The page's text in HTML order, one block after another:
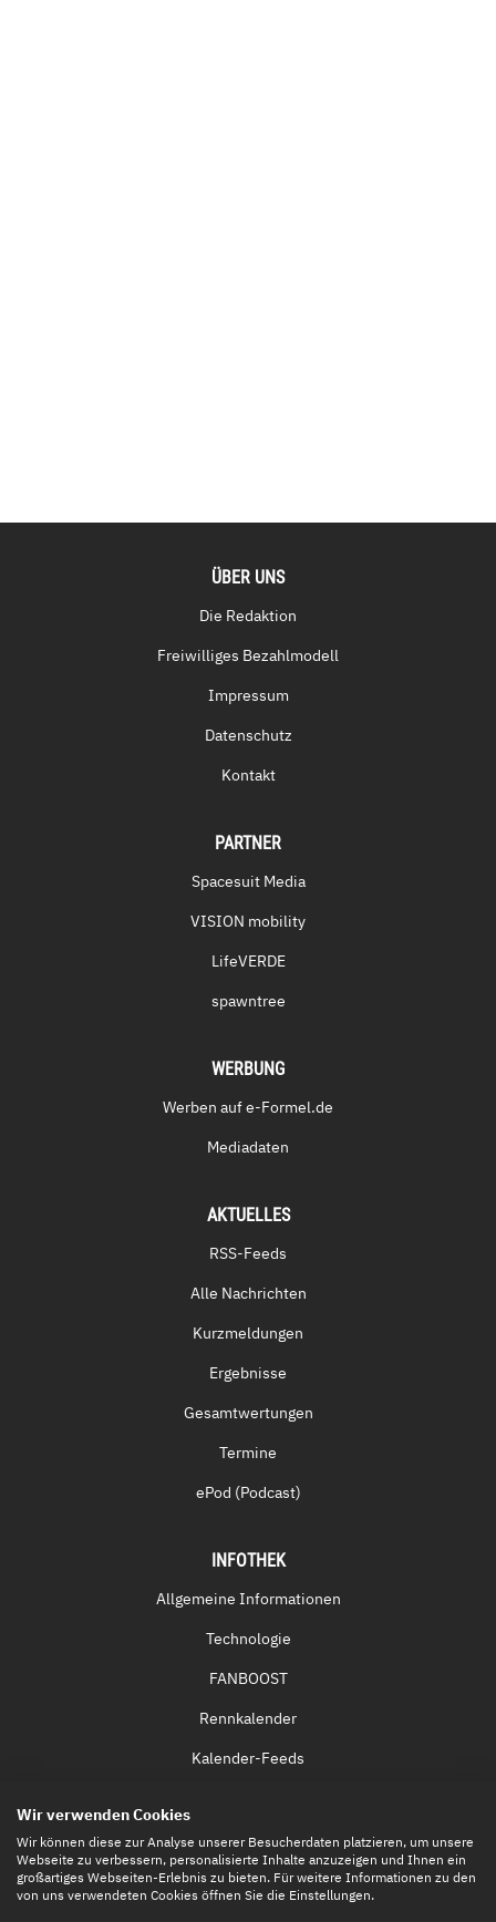
ÜBER UNS
Die Redaktion
Freiwilliges Bezahlmodell
Impressum
Datenschutz
Kontakt
PARTNER
Spacesuit Media
VISION mobility
LifeVERDE
spawntree
WERBUNG
Werben auf e-Formel.de
Mediadaten
AKTUELLES
RSS-Feeds
Alle Nachrichten
Kurzmeldungen
Ergebnisse
Gesamtwertungen
Termine
ePod (Podcast)
INFOTHEK
Allgemeine Informationen
Technologie
FANBOOST
Rennkalender
Kalender-Feeds
Eintrittskarten
Wir verwenden Cookies
Wir können diese zur Analyse unserer Besucherdaten platzieren, um unsere
Webseite zu verbessern, personalisierte Inhalte anzuzeigen und Ihnen ein
großartiges Webseiten-Erlebnis zu bieten. Für weitere Informationen zu den
von uns verwendeten Cookies öffnen Sie die Einstellungen.